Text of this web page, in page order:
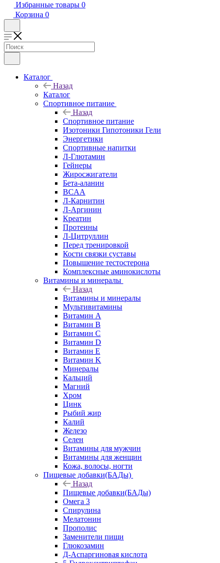
Избранные товары 0
Корзина 0
Каталог
Назад
Каталог
Спортивное питание
Назад
Спортивное питание
Изотоники Гипотоники Гели
Энергетики
Спортивные напитки
Л-Глютамин
Гейнеры
Жиросжигатели
Бета-аланин
BCAA
Л-Карнитин
Л-Аргинин
Креатин
Протеины
Л-Цитруллин
Перед тренировкой
Кости связки суставы
Повышение тестостерона
Комплексные аминокислоты
Витамины и минералы
Назад
Витамины и минералы
Мультивитамины
Витамин A
Витамин B
Витамин C
Витамин D
Витамин E
Витамин K
Минералы
Кальций
Магний
Хром
Цинк
Рыбий жир
Калий
Железо
Селен
Витамины для мужчин
Витамины для женщин
Кожа, волосы, ногти
Пищевые добавки(БАДы)
Назад
Пищевые добавки(БАДы)
Омега 3
Спирулина
Мелатонин
Прополис
Заменители пищи
Глюкозамин
Д-Аспаргиновая кислота